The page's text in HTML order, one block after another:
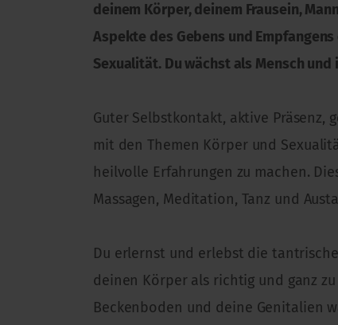
deinem Körper, deinem Frausein,
Aspekte des Gebens und
Sexualität. Du wächst als Mensch und
Guter Selbstkontakt, aktive Präsenz,
mit den Themen Körper und
heilvolle Erfahrungen zu machen.
Massagen, Meditation, Tanz und
Du erlernst und erlebst die
deinen Körper als richtig und ganz
Beckenboden und deine Genitalien